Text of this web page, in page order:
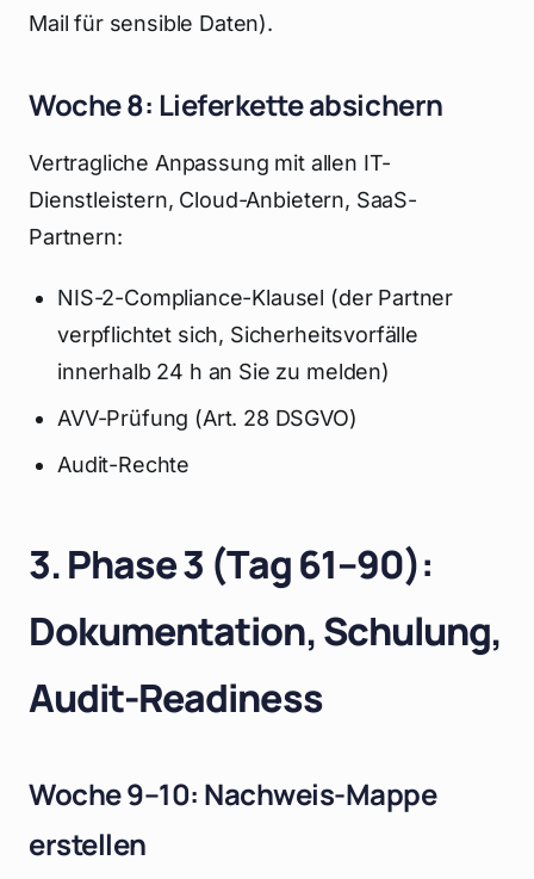
Mail für sensible Daten).
Woche 8: Lieferkette absichern
Vertragliche Anpassung mit allen IT-
Dienstleistern, Cloud-Anbietern, SaaS-
Partnern:
NIS-2-Compliance-Klausel (der Partner
verpflichtet sich, Sicherheitsvorfälle
innerhalb 24 h an Sie zu melden)
AVV-Prüfung (Art. 28 DSGVO)
Audit-Rechte
3. Phase 3 (Tag 61–90):
Dokumentation, Schulung,
Audit-Readiness
Woche 9–10: Nachweis-Mappe
erstellen